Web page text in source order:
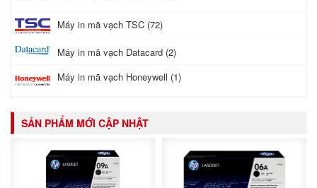
Máy in mã vạch TSC (72)
Máy in mã vạch Datacard (2)
Máy in mã vạch Honeywell (1)
SẢN PHẨM MỚI CẬP NHẬT